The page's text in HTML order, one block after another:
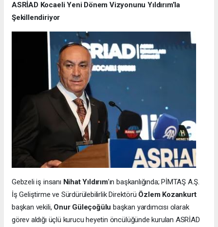
ASRİAD Kocaeli Yeni Dönem Vizyonunu Yıldırım’la
Şekillendiriyor
Gebzeli iş insanı Nihat Yıldırım’ın başkanlığında; PİMTAŞ A.Ş.
İş Geliştirme ve Sürdürülebilirlik Direktörü Özlem Kozankurt
başkan vekili, Onur Güleçoğülu başkan yardımcısı olarak
görev aldığı üçlü kurucu heyetin öncülüğünde kurulan ASRİAD